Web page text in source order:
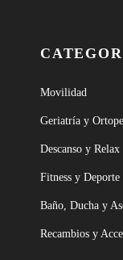
Movilidad
Geriatría y
Descanso y Relax
Fitness y Deporte
Baño, Ducha y
Recambios y